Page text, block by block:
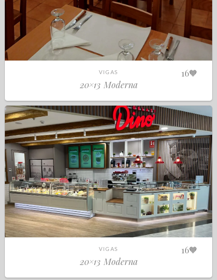
VIGAS
20×13 Moderna
16🧡
VIGAS
20×13 Moderna
16🧡